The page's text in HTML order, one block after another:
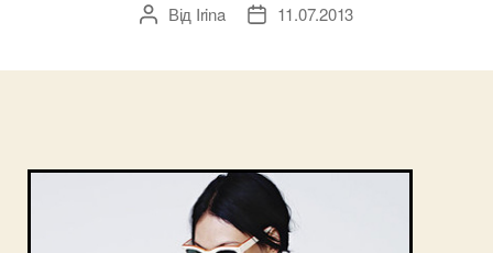
Автор
Від Irina
Дата11.07.2013